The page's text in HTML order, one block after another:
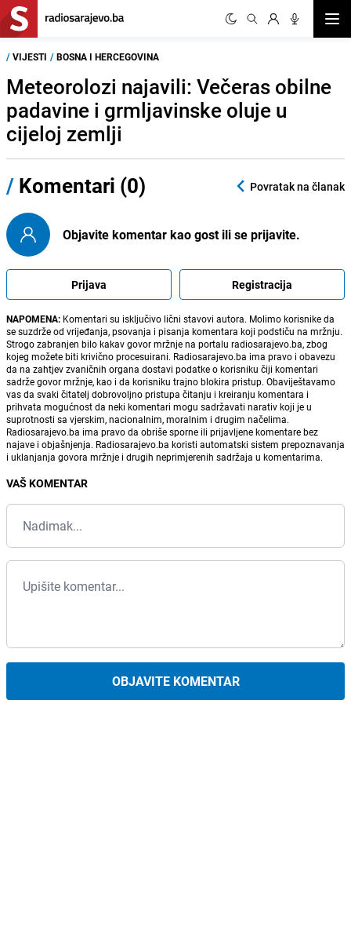
/ VIJESTI / BOSNA I HERCEGOVINA
Meteorolozi najavili: Večeras obilne
padavine i grmljavinske oluje u
cijeloj zemlji
/ Komentari (0) Povratak na članak
Objavite komentar kao gost ili se prijavite.
Prijava Registracija
NAPOMENA: Komentari su isključivo lični stavovi autora. Molimo korisnike da
se suzdrže od vrijeđanja, psovanja i pisanja komentara koji podstiču na mržnju.
Strogo zabranjen bilo kakav govor mržnje na portalu radiosarajevo.ba, zbog
kojeg možete biti krivično procesuirani. Radiosarajevo.ba ima pravo i obavezu
da na zahtjev zvaničnih organa dostavi podatke o korisniku čiji komentari
sadrže govor mržnje, kao i da korisniku trajno blokira pristup. Obaviještavamo
vas da svaki čitatelj dobrovoljno pristupa čitanju i kreiranju komentara i
prihvata mogućnost da neki komentari mogu sadržavati narativ koji je u
suprotnosti sa vjerskim, nacionalnim, moralnim i drugim načelima.
Radiosarajevo.ba ima pravo da obriše sporne ili prijavljene komentare bez
najave i objašnjenja. Radiosarajevo.ba koristi automatski sistem prepoznavanja
i uklanjanja govora mržnje i drugih neprimjerenih sadržaja u komentarima.
VAŠ KOMENTAR
OBJAVITE KOMENTAR